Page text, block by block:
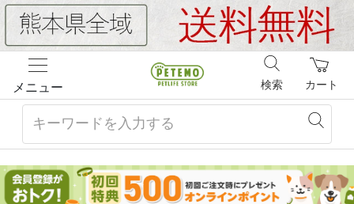
メニュー カート
検索